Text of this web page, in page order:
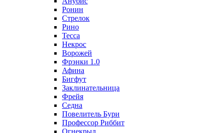
Ронин
Стрелок
Рино
Тесса
Некрос
Ворожей
Фрэнки 1.0
Афина
Бигфут
Заклинательница
Фрейя
Седна
Повелитель Бури
Профеcсор Риббит